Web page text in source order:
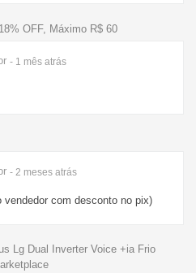
OFF, Máximo R$ 60
- 1 mês atrás
- 2 meses atrás
com desconto no pix)
Lg Dual Inverter Voice +ia Frio